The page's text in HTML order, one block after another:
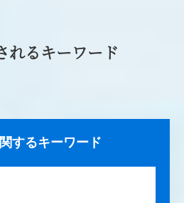
れるキーワード
するキーワード